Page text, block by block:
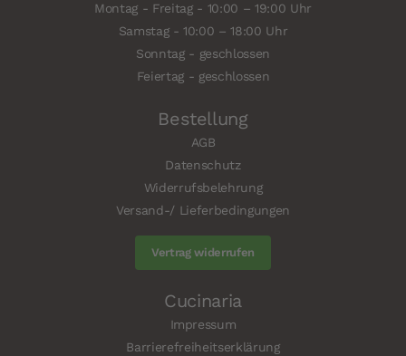
Montag - Freitag - 10:00 – 19:00 Uhr
Samstag - 10:00 – 18:00 Uhr
Sonntag - geschlossen
Feiertag - geschlossen
Bestellung
AGB
Datenschutz
Widerrufsbelehrung
Versand-/ Lieferbedingungen
Vertrag widerrufen
Cucinaria
Impressum
Barrierefreiheitserklärung